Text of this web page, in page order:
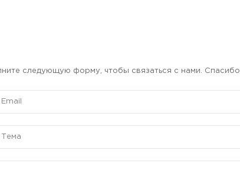
следующую форму, чтобы связаться с нами. Спасибо.